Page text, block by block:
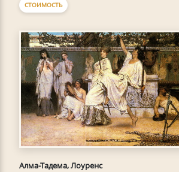
СТОИМОСТЬ
Алма-Тадема, Лоуренс